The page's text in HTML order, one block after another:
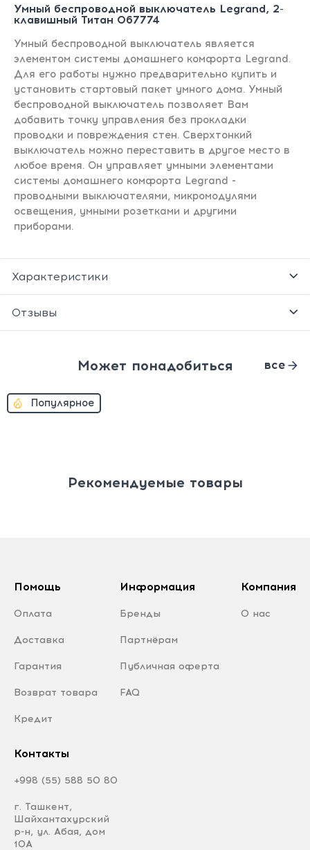
Умный беспроводной выключатель Legrand, 2-
клавишный Титан 067774
Умный беспроводной выключатель является
элементом системы домашнего комфорта Legrand.
Для его работы нужно предварительно купить и
установить стартовый пакет умного дома. Умный
беспроводной выключатель позволяет Вам
добавить точку управления без прокладки
проводки и повреждения стен. Сверхтонкий
выключатель можно переставить в другое место в
любое время. Он управляет умными элементами
системы домашнего комфорта Legrand -
проводными выключателями, микромодулями
освещения, умными розетками и другими
приборами.
Характеристики
Отзывы
Может понадобиться все
Популярное
Рекомендуемые товары
Помощь
Оплата
Доставка
Гарантия
Возврат товара
Кредит
Информация
Бренды
Партнёрам
Публичная оферта
FAQ
Компания
О нас
Контакты
+998 (55) 588 50 80
г. Ташкент,
Шайхантахурский
р-н, ул. Абая, дом
10А